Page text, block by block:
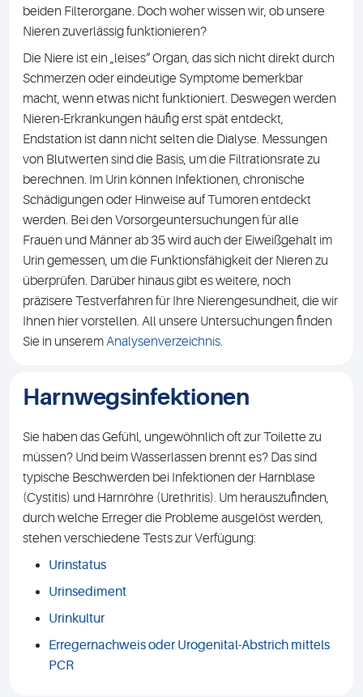
beiden Filterorgane. Doch woher wissen wir, ob unsere
Nieren zuverlässig funktionieren?
Die Niere ist ein „leises“ Organ, das sich nicht direkt durch
Schmerzen oder eindeutige Symptome bemerkbar
macht, wenn etwas nicht funktioniert. Deswegen werden
Nieren-Erkrankungen häufig erst spät entdeckt,
Endstation ist dann nicht selten die Dialyse. Messungen
von Blutwerten sind die Basis, um die Filtrationsrate zu
berechnen. Im Urin können Infektionen, chronische
Schädigungen oder Hinweise auf Tumoren entdeckt
werden. Bei den Vorsorgeuntersuchungen für alle
Frauen und Männer ab 35 wird auch der Eiweißgehalt im
Urin gemessen, um die Funktionsfähigkeit der Nieren zu
überprüfen. Darüber hinaus gibt es weitere, noch
präzisere Testverfahren für Ihre Nierengesundheit, die wir
Ihnen hier vorstellen. All unsere Untersuchungen finden
Sie in unseremAnalysenverzeichnis.
Harnwegsinfektionen
Sie haben das Gefühl, ungewöhnlich oft zur Toilette zu
müssen? Und beim Wasserlassen brennt es? Das sind
typische Beschwerden bei Infektionen der Harnblase
(Cystitis) und Harnröhre (Urethritis). Um herauszufinden,
durch welche Erreger die Probleme ausgelöst werden,
stehen verschiedene Tests zur Verfügung:
Urinstatus
Urinsediment
Urinkultur
Erregernachweis oder Urogenital-Abstrich mittels
PCR